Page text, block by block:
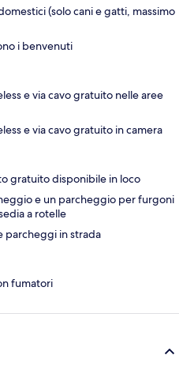
(solo cani e gatti, massimo
i benvenuti
e via cavo gratuito nelle aree
e via cavo gratuito in camera
gratuito disponibile in loco
e un parcheggio per furgoni
a rotelle
parcheggi in strada
fumatori